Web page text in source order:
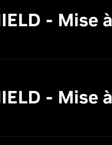
- Mise
- Mise